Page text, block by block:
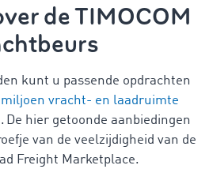
de TIMOCOM
kunt u passende opdrachten
miljoen vracht- en laadruimte
De hier getoonde aanbiedingen
van de veelzijdigheid van de
Freight Marketplace.